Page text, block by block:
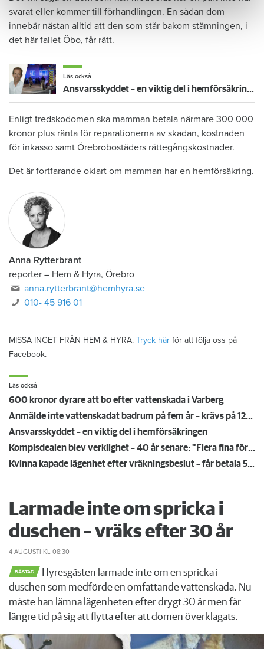
svarat eller kommer till förhandlingen. En sådan dom
innebär nästan alltid att den som står bakom stämningen, i
det här fallet Öbo, får rätt.
Läs också
Ansvarsskyddet – en viktig del i hemförsäkringen
Enligt tredskodomen ska mamman betala närmare 300 000
kronor plus ränta för reparationerna av skadan, kostnaden
för inkasso samt Örebrobostäders rättegångskostnader.
Det är fortfarande oklart om mamman har en hemförsäkring.
Anna Rytterbrant
reporter – Hem & Hyra, Örebro
anna.rytterbrant@hemhyra.se
010- 45 916 01
MISSA INGET FRÅN HEM & HYRA. Tryck här för att följa oss på
Facebook.
Läs också
600 kronor dyrare att bo efter vattenskada i Varberg
Anmälde inte vattenskadat badrum på fem år – krävs på 125 000 kronor
Ansvarsskyddet – en viktig del i hemförsäkringen
Kompisdealen blev verklighet – 40 år senare: "Flera fina fördelar med att dela bostad"
Kvinna kapade lägenhet efter vräkningsbeslut – får betala 50 000
Larmade inte om spricka i
duschen – vräks efter 30 år
4 AUGUSTI KL 08:30
BÅSTAD
Hyresgästen larmade inte om en spricka i
duschen som medförde en omfattande vattenskada. Nu
måste han lämna lägenheten efter drygt 30 år men får
längre tid på sig att flytta efter att domen överklagats.